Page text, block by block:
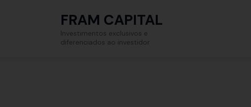
FRAM CAPITAL
Investimentos exclusivos e
diferenciados ao investidor